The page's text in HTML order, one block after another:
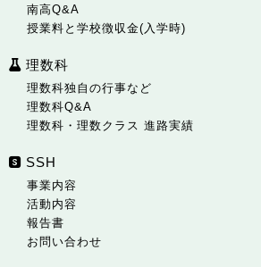
南高Q&A
授業料と学校徴収金(入学時)
理数科
理数科独自の行事など
理数科Q&A
理数科・理数クラス 進路実績
SSH
事業内容
活動内容
報告書
お問い合わせ